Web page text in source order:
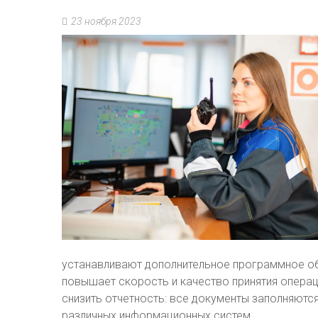
23 ноября 2023
устанавливают дополнительное программное
повышает скорость и качество принятия
снизить отчетность: все документы